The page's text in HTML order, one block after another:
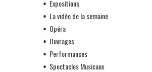
Expositions
La vidéo de la semaine
Opéra
Ouvrages
Performances
Spectacles Musicaux